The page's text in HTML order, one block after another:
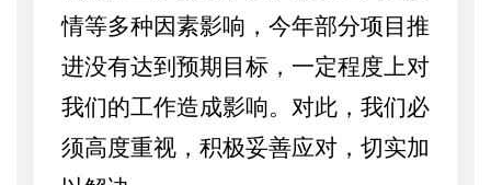
情等多种因素影响，今年部分项目推
进没有达到预期目标，一定程度上对
我们的工作造成影响。 对此，我们必
须高度重视，积极妥善应对，切实加